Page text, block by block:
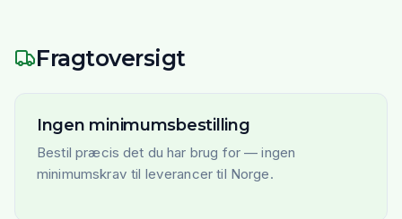
Fragtoversigt
Ingen minimumsbestilling
Bestil præcis det du har brug for — ingen
minimumskrav til leverancer til Norge.